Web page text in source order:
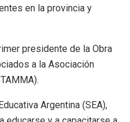
en la provincia y
presidente de la Obra
a la Asociación
Argentina (SEA),